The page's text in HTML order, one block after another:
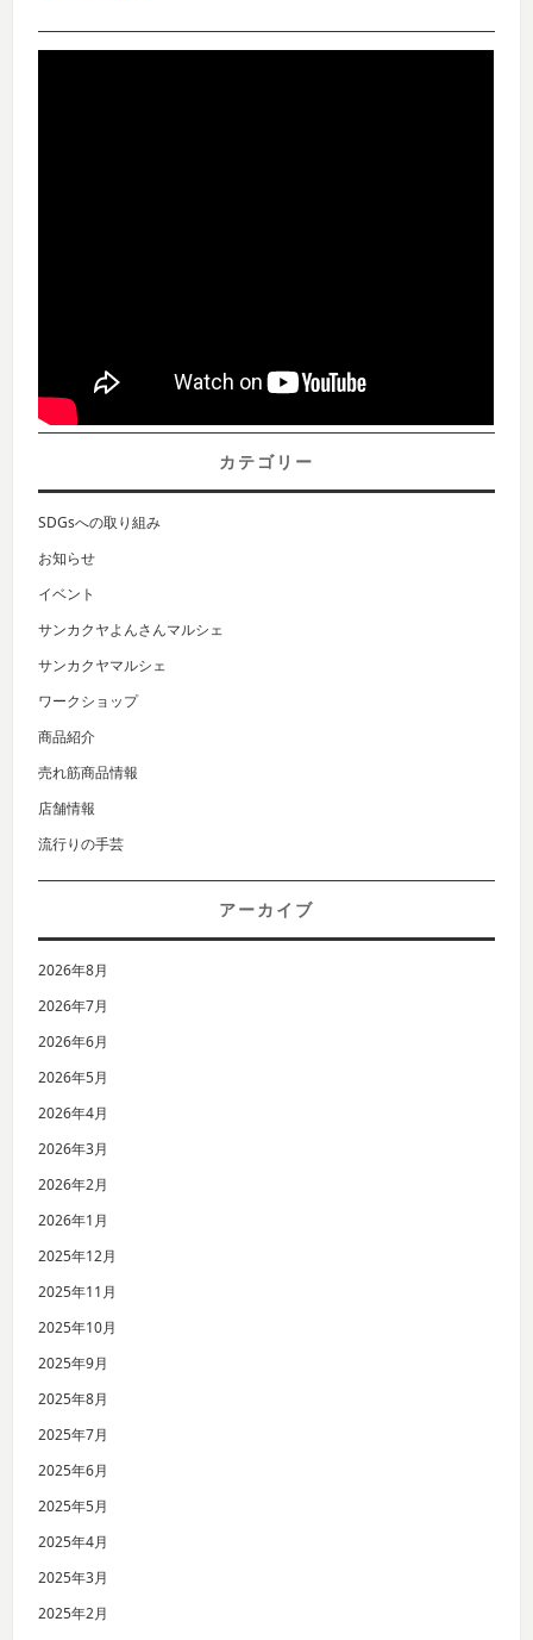
カテゴリー
SDGsへの取り組み
お知らせ
イベント
サンカクヤよんさんマルシェ
サンカクヤマルシェ
ワークショップ
商品紹介
売れ筋商品情報
店舗情報
流行りの手芸
アーカイブ
2026年8月
2026年7月
2026年6月
2026年5月
2026年4月
2026年3月
2026年2月
2026年1月
2025年12月
2025年11月
2025年10月
2025年9月
2025年8月
2025年7月
2025年6月
2025年5月
2025年4月
2025年3月
2025年2月